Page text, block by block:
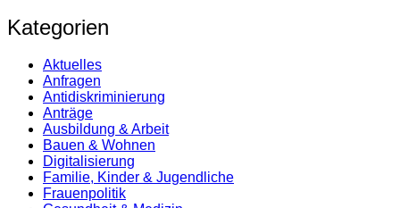
Kategorien
Aktuelles
Anfragen
Antidiskrimi­nierung
Anträge
Ausbildung & Arbeit
Bauen & Wohnen
Digitalisierung
Familie, Kinder & Jugendliche
Frauenpolitik